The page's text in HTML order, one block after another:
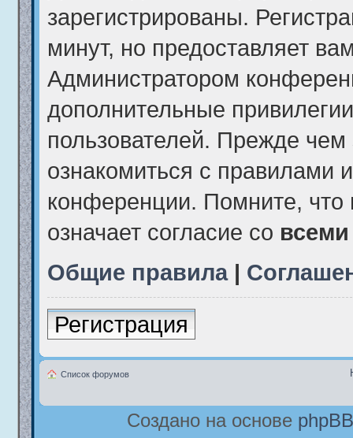
зарегистрированы.
минут, но предоставляет
Администратором
дополнительные
пользователей. Прежде чем
ознакомиться с правилами
конференции. Помните,
означает согласие со всеми
Общие правила|
Регистрация
Список форумов
Создано на основе phpBB